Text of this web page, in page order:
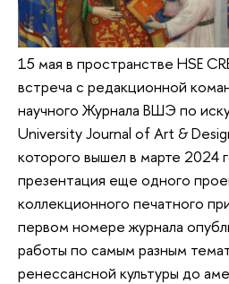
15 мая в пространстве HSE
встреча с редакционной
научного Журнала ВШЭ по
University Journal of Art &
которого вышел в марте 2024
презентация еще одного
коллекционного печатного
первом номере журнала
работы по самым разным
ренессансной культуры до